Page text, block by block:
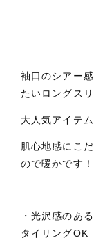
袖口のシアー
たいロングス
大人気アイテ
肌心地感にこ
ので暖かです！
・光沢感のあ
タイリングOK